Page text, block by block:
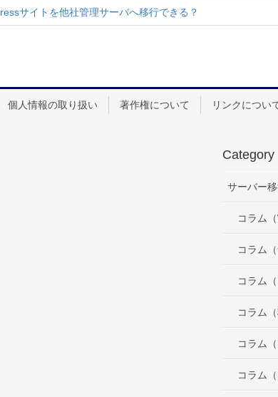
サイトを他社管理サーバへ移行できる？
個人情報の取り扱い 著作権について リンクについ
Category
サーバー
コラム
コラム
コラム
コラム
コラム
コラム（